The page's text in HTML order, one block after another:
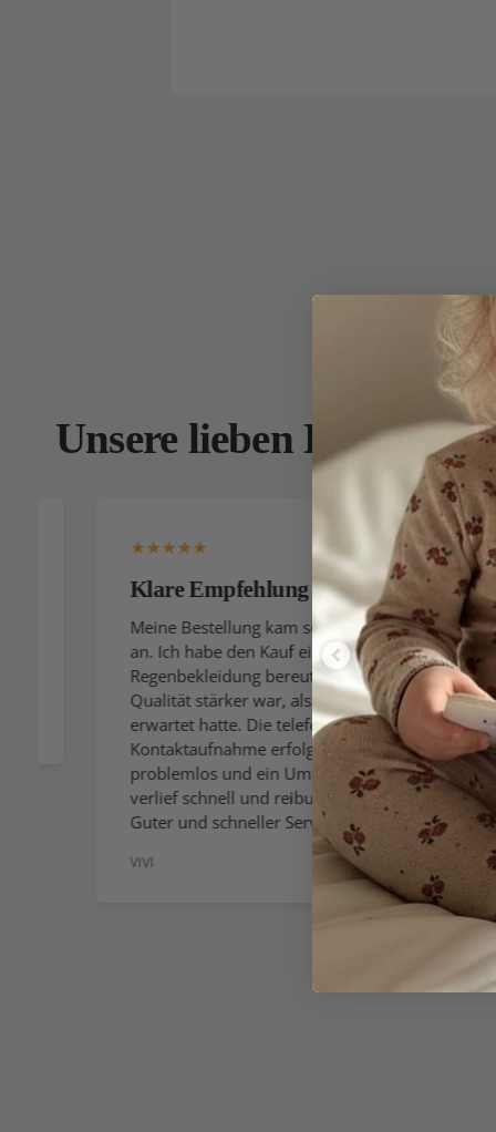
Unsere lieben Kunden
Klare Empfehlung
Meine Bestellung kam schnell
an. Ich habe den Kauf einer
Regenbekleidung bereut, da die
Qualität stärker war, als ich
erwartet hatte. Die telefonische
Kontaktaufnahme erfolgte
problemlos und ein Umtausch
verlief schnell und reibungslos.
Guter und schneller Service
Ich
Ich
wenn
Sie